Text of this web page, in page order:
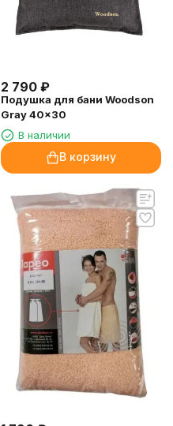
2 790 ₽
Подушка для бани Woodson
Gray 40x30
В наличии
В корзину